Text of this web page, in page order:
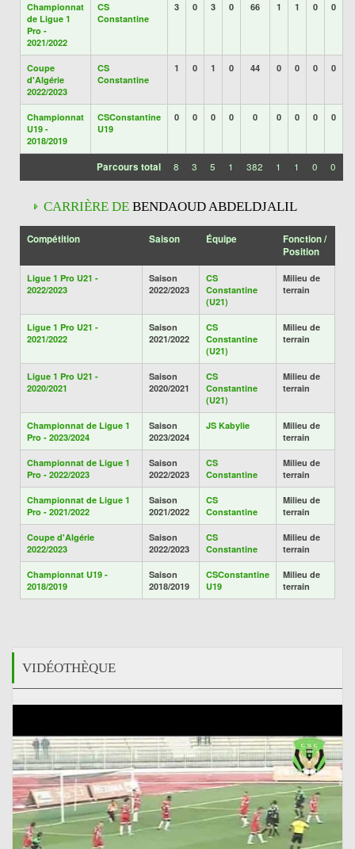
Championnat
de Ligue 1
Pro -
2021/2022
CS
Constantine
3 0 3 0 66 1 1 0 0
Coupe
d'Algérie
2022/2023
CS
Constantine
1 0 1 0 44 0 0 0 0
Championnat
U19 -
2018/2019
CSConstantine
U19
0 0 0 0 0 0 0 0 0
Parcours total 8 3 5 1 382 1 1 0 0
CARRIÈRE DE BENDAOUD ABDELDJALIL
Compétition Saison Équipe
Fonction /
Position
Ligue 1 Pro U21 -
2022/2023
Saison
2022/2023
CS
Constantine
(U21)
Milieu de
terrain
Ligue 1 Pro U21 -
2021/2022
Saison
2021/2022
CS
Constantine
(U21)
Milieu de
terrain
Ligue 1 Pro U21 -
2020/2021
Saison
2020/2021
CS
Constantine
(U21)
Milieu de
terrain
Championnat de Ligue 1
Pro - 2023/2024
Saison
2023/2024
JS Kabylie
Milieu de
terrain
Championnat de Ligue 1
Pro - 2022/2023
Saison
2022/2023
CS
Constantine
Milieu de
terrain
Championnat de Ligue 1
Pro - 2021/2022
Saison
2021/2022
CS
Constantine
Milieu de
terrain
Coupe d'Algérie
2022/2023
Saison
2022/2023
CS
Constantine
Milieu de
terrain
Championnat U19 -
2018/2019
Saison
2018/2019
CSConstantine
U19
Milieu de
terrain
VIDÉOTHÈQUE